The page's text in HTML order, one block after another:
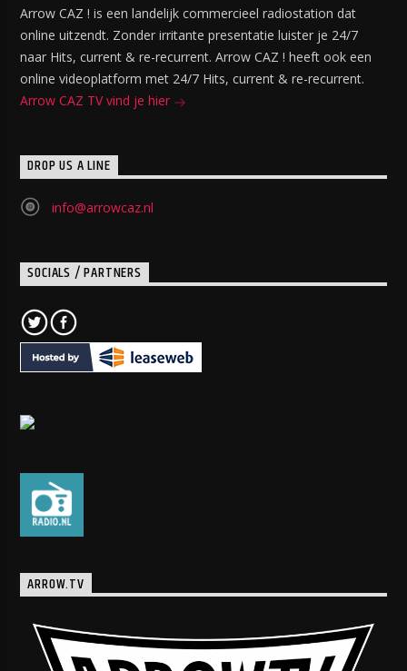
Arrow CAZ ! is een landelijk commercieel radiostation dat
online uitzendt. Zonder irritante presentatie luister je 24/7
naar Hits, current & re-recurrent. Arrow CAZ ! heeft ook een
online videoplatform met 24/7 Hits, current & re-recurrent.
Arrow CAZ TV vind je hier
DROP US A LINE
info@arrowcaz.nl
SOCIALS / PARTNERS
ARROW.TV